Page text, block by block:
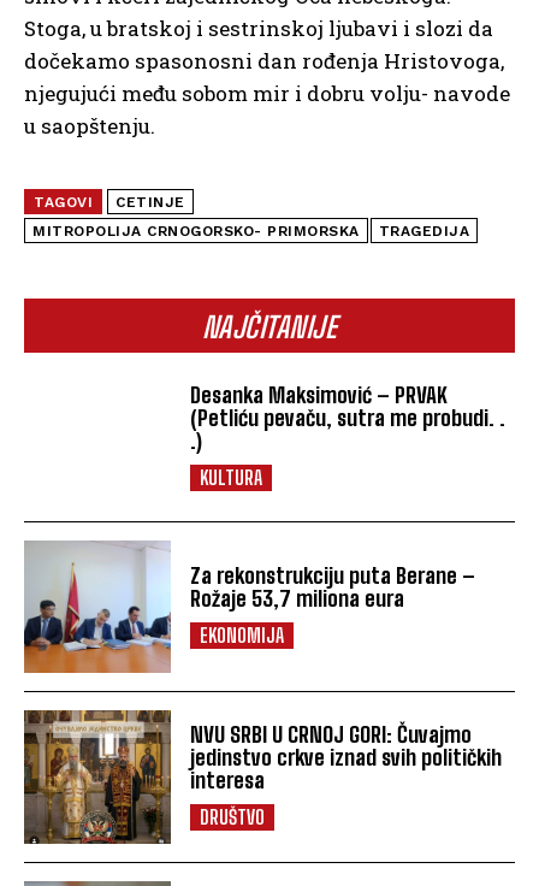
NAJČITANIJE
Desanka Maksimović – PRVAK
(Petliću pevaču, sutra me probudi. .
.)
KULTURA
Za rekonstrukciju puta Berane –
Rožaje 53,7 miliona eura
EKONOMIJA
NVU SRBI U CRNOJ GORI: Čuvajmo
jedinstvo crkve iznad svih političkih
interesa
DRUŠTVO
Stoga, u bratskoj i sestrinskoj ljubavi i slozi da
dočekamo spasonosni dan rođenja Hristovoga,
njegujući među sobom mir i dobru volju- navode
u saopštenju.
TAGOVI
CETINJE
MITROPOLIJA CRNOGORSKO- PRIMORSKA
TRAGEDIJA